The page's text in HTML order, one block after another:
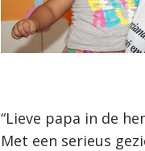
“Lieve papa in de
Met een serieus